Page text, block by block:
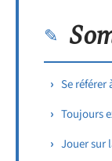
Se référer
Toujours
Jouer sur